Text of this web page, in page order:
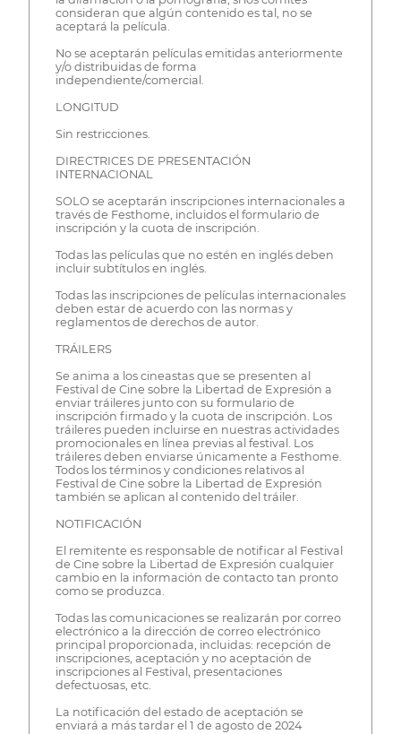
consideran que algún contenido es tal, no se
aceptará la película.
No se aceptarán películas emitidas anteriormente
y/o distribuidas de forma
independiente/comercial.
LONGITUD
Sin restricciones.
DIRECTRICES DE PRESENTACIÓN
INTERNACIONAL
SOLO se aceptarán inscripciones internacionales a
través de Festhome, incluidos el formulario de
inscripción y la cuota de inscripción.
Todas las películas que no estén en inglés deben
incluir subtítulos en inglés.
Todas las inscripciones de películas internacionales
deben estar de acuerdo con las normas y
reglamentos de derechos de autor.
TRÁILERS
Se anima a los cineastas que se presenten al
Festival de Cine sobre la Libertad de Expresión a
enviar tráileres junto con su formulario de
inscripción firmado y la cuota de inscripción. Los
tráileres pueden incluirse en nuestras actividades
promocionales en línea previas al festival. Los
tráileres deben enviarse únicamente a Festhome.
Todos los términos y condiciones relativos al
Festival de Cine sobre la Libertad de Expresión
también se aplican al contenido del tráiler.
NOTIFICACIÓN
El remitente es responsable de notificar al Festival
de Cine sobre la Libertad de Expresión cualquier
cambio en la información de contacto tan pronto
como se produzca.
Todas las comunicaciones se realizarán por correo
electrónico a la dirección de correo electrónico
principal proporcionada, incluidas: recepción de
inscripciones, aceptación y no aceptación de
inscripciones al Festival, presentaciones
defectuosas, etc.
La notificación del estado de aceptación se
enviará a más tardar el 1 de agosto de 2024